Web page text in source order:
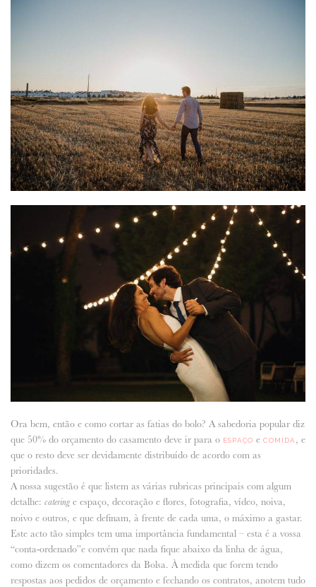
Ora bem, então e como cortar as fatias do bolo? A sabedoria popular diz
que 50% do orçamento do casamento deve ir para o ESPAÇO e COMIDA, e
que o resto deve ser devidamente distribuído de acordo com as
prioridades.
A nossa sugestão é que listem as várias rubricas principais com algum
detalhe: cateringe espaço, decoração e flores, fotografia, vídeo, noiva,
noivo e outros, e que definam, à frente de cada uma, o máximo a gastar.
Este acto tão simples tem uma importância fundamental – esta é a vossa
“conta-ordenado”e convém que nada fique abaixo da linha de água,
como dizem os comentadores da Bolsa. À medida que forem tendo
respostas aos pedidos de orçamento e fechando os contratos, anotem tudo